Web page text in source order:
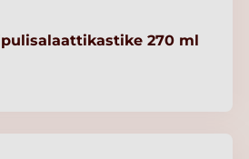
270 ml